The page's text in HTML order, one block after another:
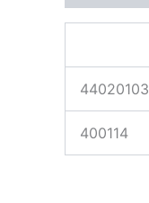
44020103
400114